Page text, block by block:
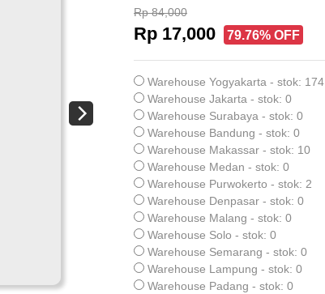
Rp 84,000
Rp 17,000 79.76% OFF
Warehouse Yogyakarta - stok: 174
Warehouse Jakarta - stok: 0
Warehouse Surabaya - stok: 0
Warehouse Bandung - stok: 0
Warehouse Makassar - stok: 10
Warehouse Medan - stok: 0
Warehouse Purwokerto - stok: 2
Warehouse Denpasar - stok: 0
Warehouse Malang - stok: 0
Warehouse Solo - stok: 0
Warehouse Semarang - stok: 0
Warehouse Lampung - stok: 0
Warehouse Padang - stok: 0